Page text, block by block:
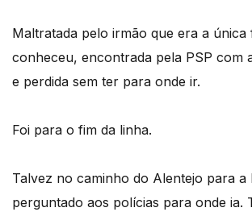
Maltratada pelo irmão que era a única
conheceu, encontrada pela PSP com
e perdida sem ter para onde ir.
Foi para o fim da linha.
Talvez no caminho do Alentejo para a
perguntado aos polícias para onde ia.